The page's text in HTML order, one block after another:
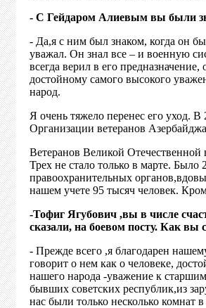
- С Гейдаром Алиевым вы были
- Да,я с ним был знаком, когда он
уважал. Он знал все – и военную
всегда верил в его
достойному самого высокого
народ.
Я очень тяжело перенес его уход. В
Организации ветеранов
Ветеранов Великой Отечественной
Трех не стало только в марте.
правоохранительных
нашем учете 95 тысяч человек.
-Тофиг Ягубович ,вы в числе
сказали, на боевом посту. Как вы
- Прежде всего ,я благодарен
говорит о нем как о человеке,
нашего народа -уважение к
бывших советских республик,из
нас были только несколько комнат